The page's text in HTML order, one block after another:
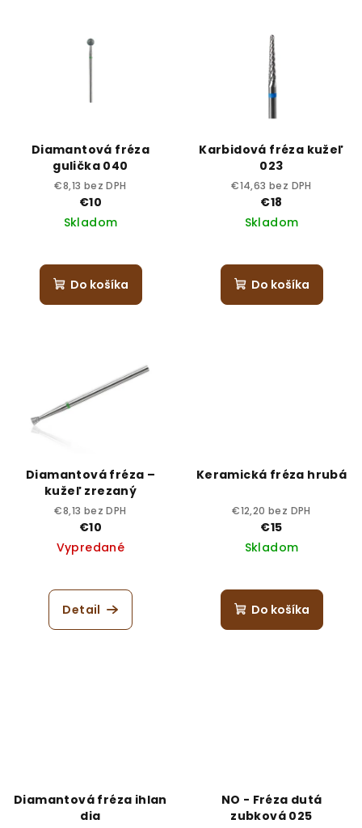
Diamantová fréza
gulička 040
€8,13 bez DPH
€10
Skladom
Do košíka
Karbidová fréza kužeľ
023
€14,63 bez DPH
€18
Skladom
Do košíka
Diamantová fréza –
kužeľ zrezaný
€8,13 bez DPH
€10
Vypredané
Detail
Keramická fréza hrubá
€12,20 bez DPH
€15
Skladom
Do košíka
Diamantová fréza ihlan
dia
NO - Fréza dutá
zubková 025